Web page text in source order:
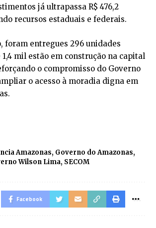
já ultrapassa R$ 476,2
recursos estaduais e federais.
foram entregues 296 unidades
mil estão em construção na capital
o compromisso do Governo
o acesso à moradia digna em
Amazonas, Governo do Amazonas,
Wilson Lima, SECOM
Facebook